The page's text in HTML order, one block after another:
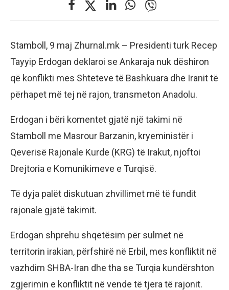
Stamboll, 9 maj Zhurnal.mk – Presidenti turk Recep
Tayyip Erdogan deklaroi se Ankaraja nuk dëshiron
që konflikti mes Shteteve të Bashkuara dhe Iranit të
përhapet më tej në rajon, transmeton Anadolu.
Erdogan i bëri komentet gjatë një takimi në
Stamboll me Masrour Barzanin, kryeministër i
Qeverisë Rajonale Kurde (KRG) të Irakut, njoftoi
Drejtoria e Komunikimeve e Turqisë.
Të dyja palët diskutuan zhvillimet më të fundit
rajonale gjatë takimit.
Erdogan shprehu shqetësim për sulmet në
territorin irakian, përfshirë në Erbil, mes konfliktit në
vazhdim SHBA-Iran dhe tha se Turqia kundërshton
zgjerimin e konfliktit në vende të tjera të rajonit.